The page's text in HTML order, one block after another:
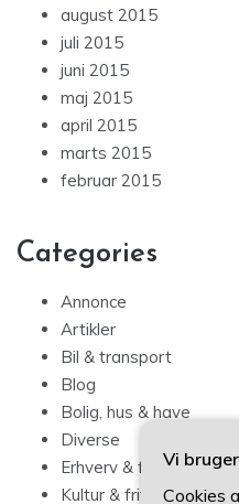
august 2015
juli 2015
juni 2015
maj 2015
april 2015
marts 2015
februar 2015
Categories
Annonce
Artikler
Bil & transport
Blog
Bolig, hus & have
Diverse
Erhverv & forbrug
Kultur & fritid
Vi
Cookies